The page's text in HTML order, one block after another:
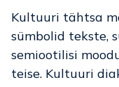
Kultuuri tähtsa
sümbolid tekste,
semiootilisi
teise. Kultuuri